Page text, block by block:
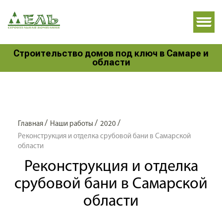
Строительство домов под ключ в Самаре и
области
Главная/ Наши работы/ 2020/
Реконструкция и отделка срубовой бани в Самарской
области
Реконструкция и отделка
срубовой бани в Самарской
области